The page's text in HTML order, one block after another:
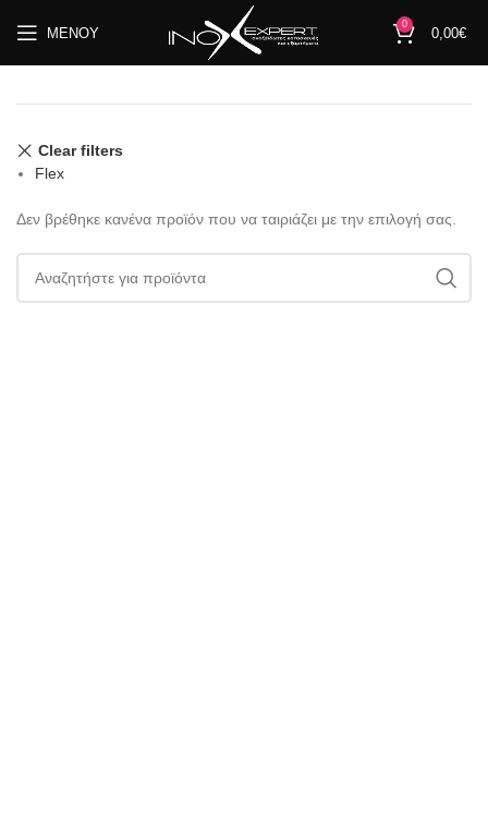
ΜΕΝΟΎ
0
0,00€
Clear filters
Flex
Δεν βρέθηκε κανένα προϊόν που να ταιριάζει με την επιλογή σας.